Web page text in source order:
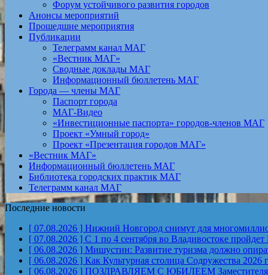
Форум устойчивого развития городов
Анонсы мероприятий
Прошедшие мероприятия
Публикации
Телеграмм канал МАГ
«Вестник МАГ»
Сводные доклады МАГ
Информационный бюллетень МАГ
Города — члены МАГ
Паспорт города
МАГ-Видео
«Инвестиционные паспорта» городов-членов МАГ
Проект «Умный город»
Проект «Презентация городов МАГ»
«Вестник МАГ»
Информационный бюллетень МАГ
Библиотека городских практик МАГ
Телеграмм канал МАГ
Последние новости
[ 07.08.2026 ] Нижний Новгород снимут для
[ 07.08.2026 ] С 1 по 4 сентября во Владивостоке
[ 06.08.2026 ] Мишустин: Развитие туризма должно
[ 06.08.2026 ] Как Культурная столица Содружества 2026
[ 06.08.2026 ] ПОЗДРАВЛЯЕМ С ЮБИЛЕЕМ Заместителя